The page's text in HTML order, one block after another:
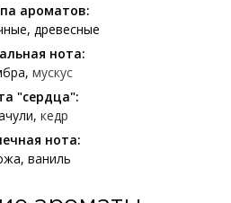
ароматов:
древесные
нота:
мускус
"сердца":
кедр
нота:
ваниль